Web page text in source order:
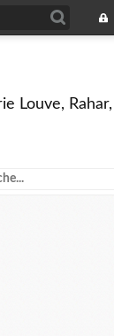
Louve, Rahar,